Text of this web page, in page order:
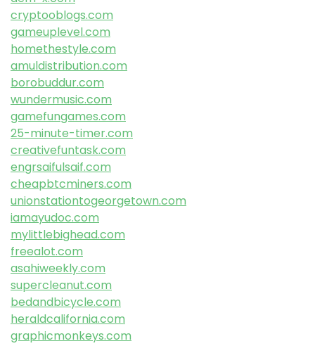
cryptooblogs.com
gameuplevel.com
homethestyle.com
amuldistribution.com
borobuddur.com
wundermusic.com
gamefungames.com
25-minute-timer.com
creativefuntask.com
engrsaifulsaif.com
cheapbtcminers.com
unionstationtogeorgetown.com
iamayudoc.com
mylittlebighead.com
freealot.com
asahiweekly.com
supercleanut.com
bedandbicycle.com
heraldcalifornia.com
graphicmonkeys.com